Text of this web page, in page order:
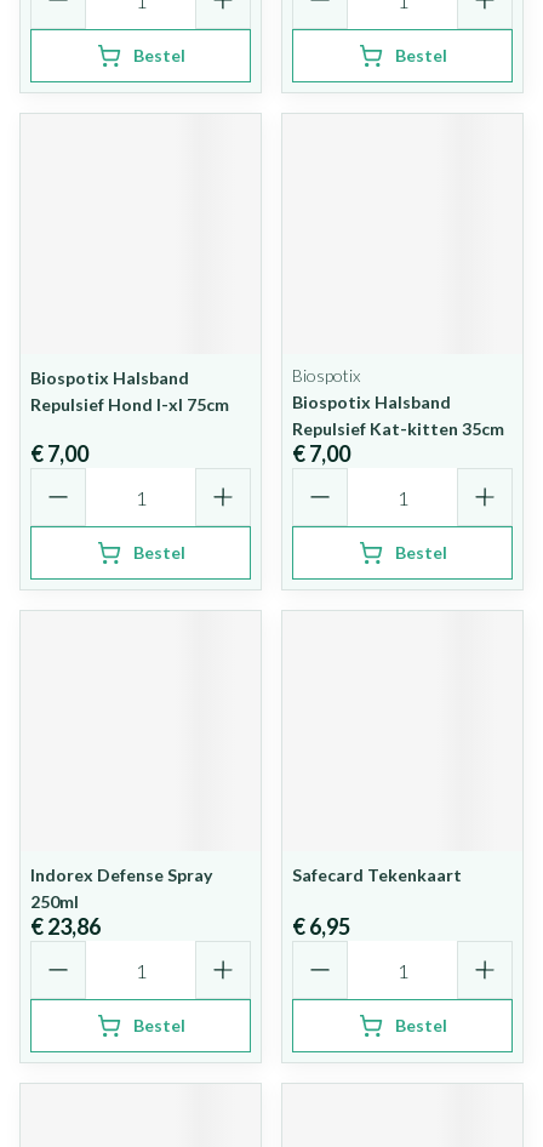
Bestel Bestel
Biospotix Halsband
Repulsief Hond l-xl 75cm
€ 7,00
Bestel
Biospotix
Biospotix Halsband
Repulsief Kat-kitten 35cm
€ 7,00
Bestel
Indorex Defense Spray
250ml
€ 23,86
Bestel
Safecard Tekenkaart
€ 6,95
Bestel